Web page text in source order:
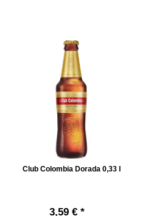
Club Colombia Dorada 0,33 l
3,59 € *